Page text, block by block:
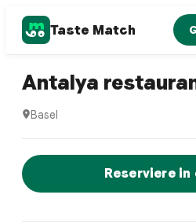
Taste Match
Turkish restaurant
Antalya
Basel
Jetzt sofortReserviere in